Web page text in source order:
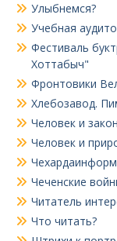
Улыбнемся?
Учебная
Фестиваль
Хоттабыч"
Фронтовики
Хлебозавод.
Человек и закон
Человек и
Чехардаинформ
Чеченские
Читатель
Что читать?